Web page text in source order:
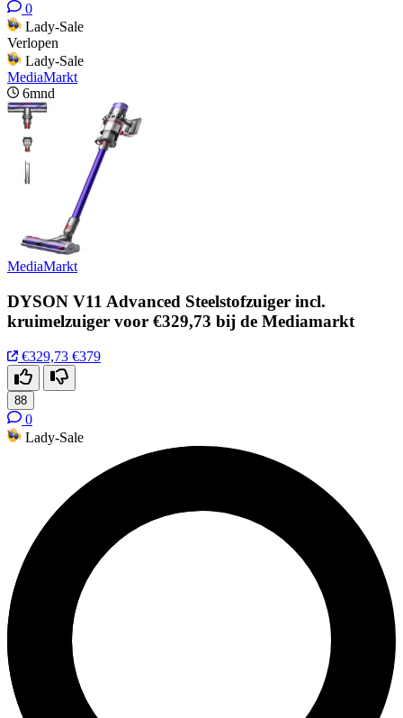
0
Lady-Sale
Verlopen
Lady-Sale
MediaMarkt
6mnd
MediaMarkt
DYSON V11 Advanced Steelstofzuiger incl.
kruimelzuiger voor €329,73 bij de Mediamarkt
€329,73 €379
88
0
Lady-Sale